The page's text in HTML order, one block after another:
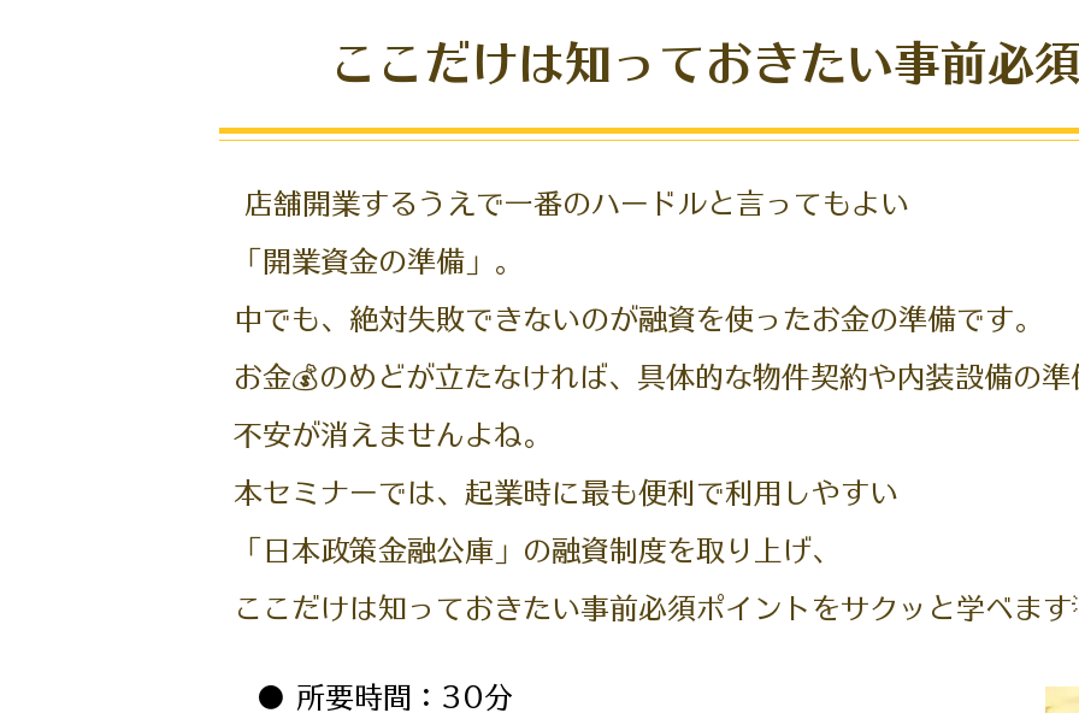
ここだけは知っておきたい事前必
店舗開業するうえで一番のハードルと言ってもよい
「開業資金の準備」。
中でも、絶対失敗できないのが融資を使ったお金の準備です。
お金💰のめどが立たなければ、具体的な物件契約や内装設備の準
不安が消えませんよね。
本セミナーでは、起業時に最も便利で利用しやすい
「日本政策金融公庫」の融資制度を取り上げ、
ここだけは知っておきたい事前必須ポイントをサクッと学べます
● 所要時間：30分